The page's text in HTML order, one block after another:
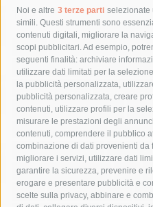
Noi e altre 3 terze parti selezionate
simili. Questi strumenti sono
contenuti digitali, migliorare la
scopi pubblicitari. Ad esempio,
seguenti finalità: archiviare
utilizzare dati limitati per la
la pubblicità personalizzata,
pubblicità personalizzata, creare
contenuti, utilizzare profili per la
misurare le prestazioni degli
contenuti, comprendere il pubblico
combinazione di dati provenienti da
migliorare i servizi, utilizzare dati
garantire la sicurezza, prevenire e
erogare e presentare pubblicità e
scelte sulla privacy, abbinare e
Tag
acqua allerta meteo
anas
area marina protetta di punta
Asl Napoli 3 sud
capitaneria
castellammare di stabia
comune di sorrento
concerto
costiera amalfitana
covid-19
fondazione sorrento
gori
lavori
lorenzo balducelli